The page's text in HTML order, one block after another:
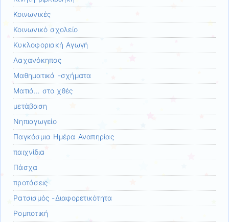
Κοινωνικές
Κοινωνικό σχολείο
Κυκλοφοριακή Αγωγή
Λαχανόκηπος
Μαθηματικά -σχήματα
Ματιά… στο χθές
μετάβαση
Νηπιαγωγείο
Παγκόσμια Ημέρα Αναπηρίας
παιχνίδια
Πάσχα
προτάσεις
Ρατσισμός -Διαφορετικότητα
Ρομποτική